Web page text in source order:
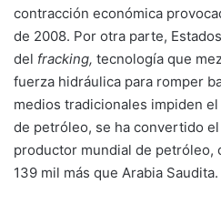
contracción económica
de 2008. Por otra parte,
del fracking, tecnología que
fuerza hidráulica para romper
medios tradicionales impiden
de petróleo, se ha convertido
productor mundial de petróleo,
139 mil más que Arabia Saudita.